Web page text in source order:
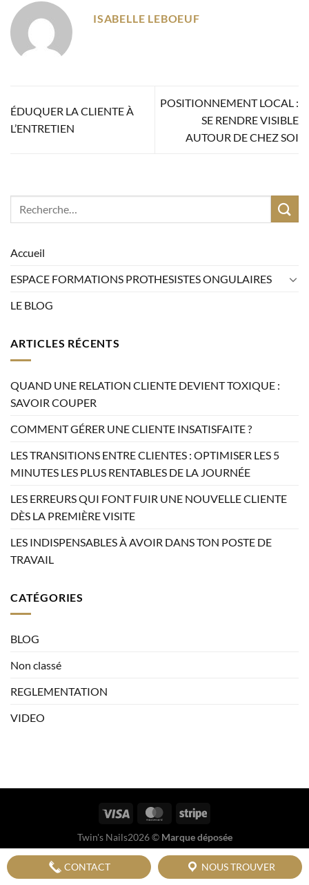
ISABELLE LEBOEUF
ÉDUQUER LA CLIENTE À
L’ENTRETIEN
POSITIONNEMENT LOCAL :
SE RENDRE VISIBLE
AUTOUR DE CHEZ SOI
Accueil
ESPACE FORMATIONS PROTHESISTES ONGULAIRES
LE BLOG
ARTICLES RÉCENTS
QUAND UNE RELATION CLIENTE DEVIENT TOXIQUE :
SAVOIR COUPER
COMMENT GÉRER UNE CLIENTE INSATISFAITE ?
LES TRANSITIONS ENTRE CLIENTES : OPTIMISER LES 5
MINUTES LES PLUS RENTABLES DE LA JOURNÉE
LES ERREURS QUI FONT FUIR UNE NOUVELLE CLIENTE
DÈS LA PREMIÈRE VISITE
LES INDISPENSABLES À AVOIR DANS TON POSTE DE
TRAVAIL
CATÉGORIES
BLOG
Non classé
REGLEMENTATION
VIDEO
Twin's Nails2026 © Marque déposée
CONTACT NOUS TROUVER